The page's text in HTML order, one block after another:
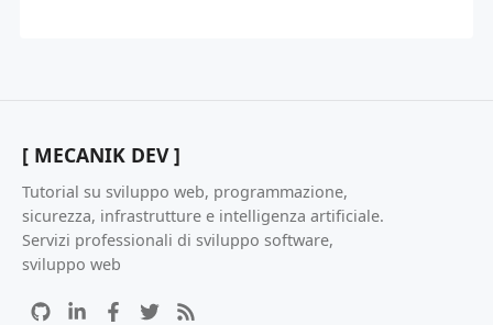
[ MECANIK DEV ]
Tutorial su sviluppo web, programmazione,
sicurezza, infrastrutture e intelligenza artificiale.
Servizi professionali di sviluppo software,
sviluppo web